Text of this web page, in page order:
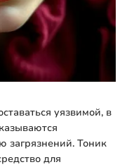
уязвимой, в
загрязнений. Тоник
для